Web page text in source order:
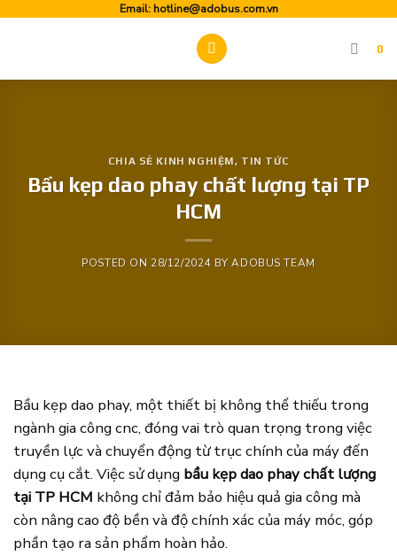
Email: hotline@adobus.com.vn
0
CHIA SẺ KINH NGHIỆM, TIN TỨC
Bầu kẹp dao phay chất lượng tại TP
HCM
POSTED ON 28/12/2024BYADOBUS TEAM
Bầu kẹp dao phay, một thiết bị không thể thiếu trong
ngành gia công cnc, đóng vai trò quan trọng trong việc
truyền lực và chuyển động từ trục chính của máy đến
dụng cụ cắt. Việc sử dụng bầu kẹp dao phay chất lượng
tại TP HCM không chỉ đảm bảo hiệu quả gia công mà
còn nâng cao độ bền và độ chính xác của máy móc, góp
phần tạo ra sản phẩm hoàn hảo.